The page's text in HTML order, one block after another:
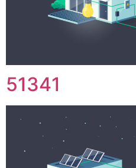
51341